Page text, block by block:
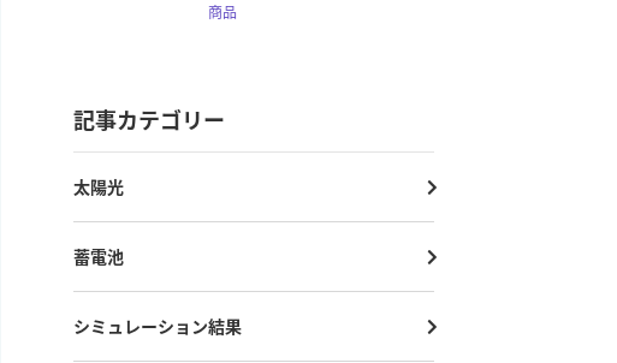
商品
記事カテゴリー
太陽光
蓄電池
シミュレーション結果